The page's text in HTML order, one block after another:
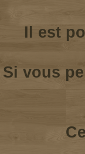
Il est
Si vous